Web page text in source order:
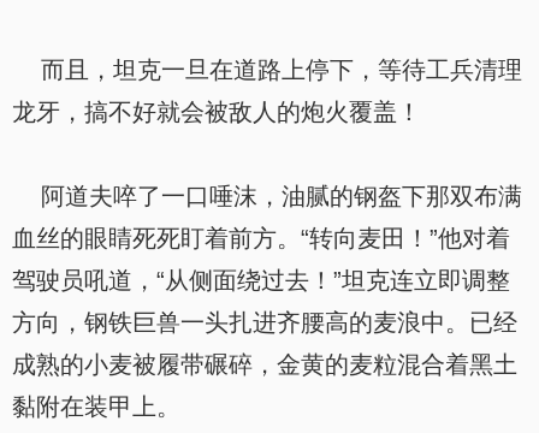
而且，坦克一旦在道路上停下，等待工兵清理
龙牙，搞不好就会被敌人的炮火覆盖！
阿道夫啐了一口唾沫，油腻的钢盔下那双布满
血丝的眼睛死死盯着前方。“转向麦田！”他对着
驾驶员吼道，“从侧面绕过去！”坦克连立即调整
方向，钢铁巨兽一头扎进齐腰高的麦浪中。已经
成熟的小麦被履带碾碎，金黄的麦粒混合着黑土
黏附在装甲上。